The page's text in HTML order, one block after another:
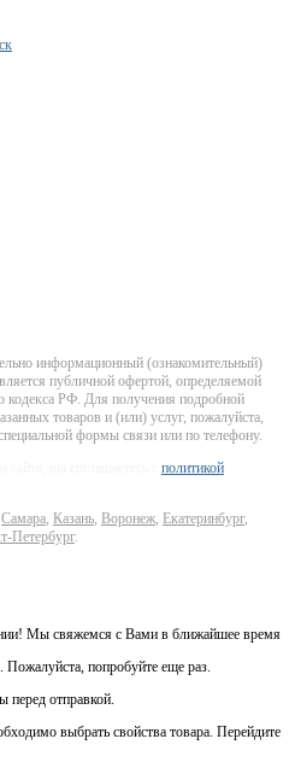
информационный (ознакомительный)
публичной офертой, определяемой
кодекса РФ. Для получения подробной
товаров и (или) услуг, пожалуйста,
формы связи или по телефону.
политикой
Самара, Казань, Воронеж, Екатеринбург,
Петербург.
Мы свяжемся с Вами в ближайшее время
Пожалуйста, попробуйте еще раз.
перед отправкой.
выбрать свойства товара. Перейдите